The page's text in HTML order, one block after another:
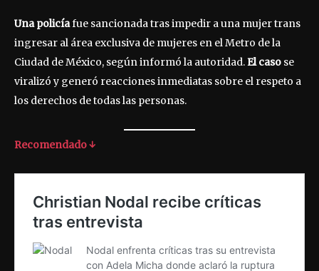
Una policíafue sancionada tras impedir a una mujer trans
ingresar al área exclusiva de mujeres en el Metro de la
Ciudad de México, según informó la autoridad.El caso se
viralizó y generó reacciones inmediatas sobre el respeto a
los derechos de todas las personas.
Recomendado ↓